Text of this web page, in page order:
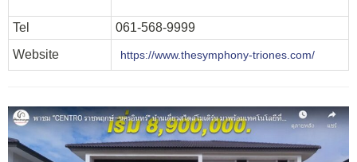
Tel
061-568-9999
Website
https://www.thesymphony-triones.com/